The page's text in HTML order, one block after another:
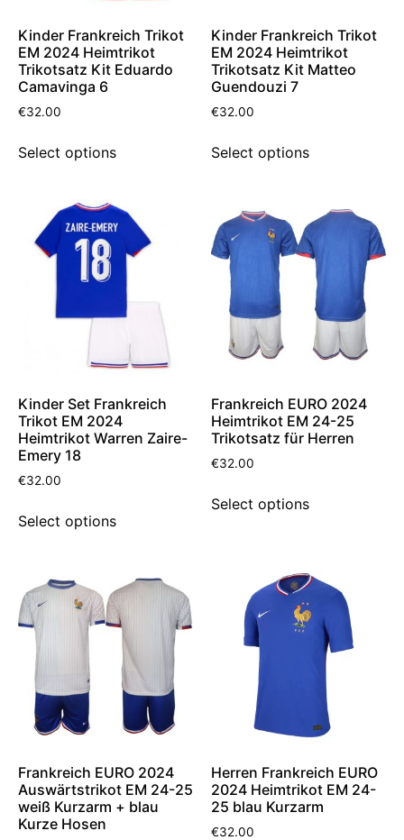
Kinder Frankreich Trikot
EM 2024 Heimtrikot
Trikotsatz Kit Eduardo
Camavinga 6
€32.00
Select options
Kinder Frankreich Trikot
EM 2024 Heimtrikot
Trikotsatz Kit Matteo
Guendouzi 7
€32.00
Select options
Kinder Set Frankreich
Trikot EM 2024
Heimtrikot Warren Zaire-
Emery 18
€32.00
Select options
Frankreich EURO 2024
Heimtrikot EM 24-25
Trikotsatz für Herren
€32.00
Select options
Frankreich EURO 2024
Auswärtstrikot EM 24-25
weiß Kurzarm + blau
Kurze Hosen
Herren Frankreich EURO
2024 Heimtrikot EM 24-
25 blau Kurzarm
€32.00